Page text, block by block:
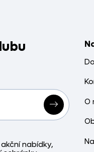
nabídky,
O